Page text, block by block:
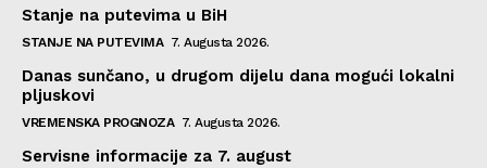
Stanje na putevima u BiH
STANJE NA PUTEVIMA 7. Augusta 2026.
Danas sunčano, u drugom dijelu dana mogući lokalni
pljuskovi
VREMENSKA PROGNOZA 7. Augusta 2026.
Servisne informacije za 7. august